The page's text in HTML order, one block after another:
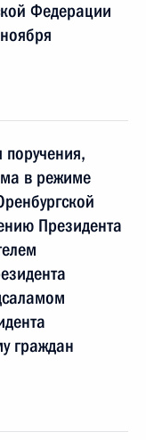
Федерации
в режиме
Президента
граждан